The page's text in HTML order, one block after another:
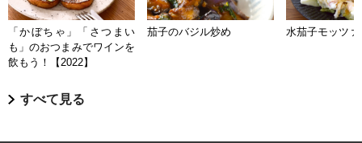
「かぼちゃ」「さつまい
も」のおつまみでワインを
飲もう！【2022】
茄子のバジル炒め 水茄子モッツァ
すべて見る